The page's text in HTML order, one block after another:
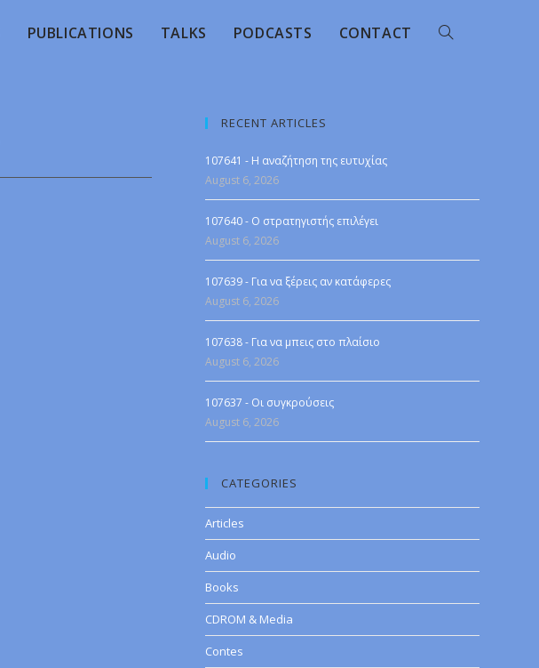
PUBLICATIONS TALKS PODCASTS CONTACT
RECENT ARTICLES
107641 - Η αναζήτηση της ευτυχίας
August 6, 2026
107640 - Ο στρατηγιστής επιλέγει
August 6, 2026
107639 - Για να ξέρεις αν κατάφερες
August 6, 2026
107638 - Για να μπεις στο πλαίσιο
August 6, 2026
107637 - Οι συγκρούσεις
August 6, 2026
CATEGORIES
Articles
Audio
Books
CDROM & Media
Contes